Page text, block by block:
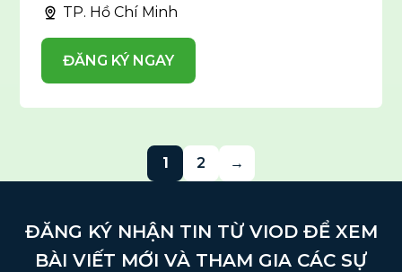
TP. Hồ Chí Minh
ĐĂNG KÝ NGAY
1 2 →
ĐĂNG KÝ NHẬN TIN TỪ VIOD ĐỂ XEM
BÀI VIẾT MỚI VÀ THAM GIA CÁC SỰ